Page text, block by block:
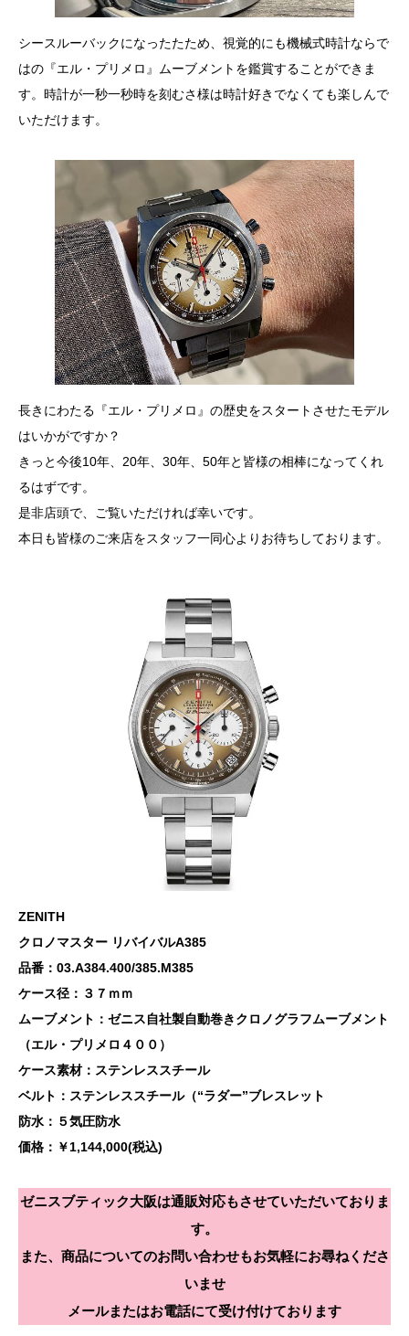
シースルーバックになったたため、視覚的にも機械式時計ならで
はの『エル・プリメロ』ムーブメントを鑑賞することができま
す。時計が一秒一秒時を刻むさ様は時計好きでなくても楽しんで
いただけます。
長きにわたる『エル・プリメロ』の歴史をスタートさせたモデル
はいかがですか？
きっと今後10年、20年、30年、50年と皆様の相棒になってくれ
るはずです。
是非店頭で、ご覧いただければ幸いです。
本日も皆様のご来店をスタッフ一同心よりお待ちしております。
ZENITH
クロノマスター リバイバルA385
品番：03.A384.400/385.M385
ケース径：３７ｍｍ
ムーブメント：ゼニス自社製自動巻きクロノグラフムーブメント
（エル・プリメロ４００）
ケース素材：ステンレススチール
ベルト：ステンレススチール（“ラダー”ブレスレット
防水：５気圧防水
価格：￥1,144,000(税込)
ゼニスブティック大阪は通販対応もさせていただいておりま
す。
また、商品についてのお問い合わせもお気軽にお尋ねくださ
いませ
メールまたはお電話にて受け付けております